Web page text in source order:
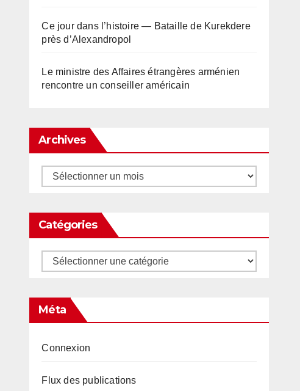
Ce jour dans l’histoire — Bataille de Kurekdere
près d’Alexandropol
Le ministre des Affaires étrangères arménien
rencontre un conseiller américain
Archives
Archives
Catégories
Catégories
Méta
Connexion
Flux des publications